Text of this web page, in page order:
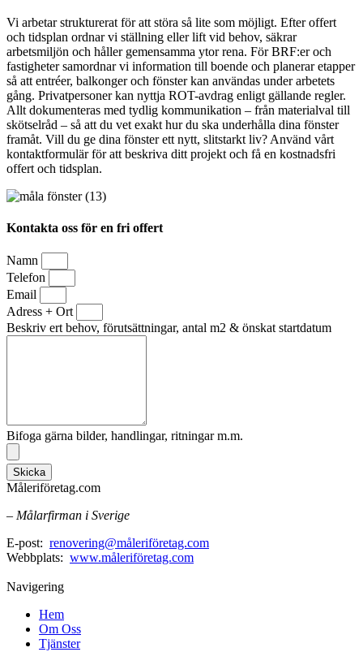
Vi arbetar strukturerat för att störa så lite som möjligt. Efter offert
och tidsplan ordnar vi ställning eller lift vid behov, säkrar
arbetsmiljön och håller gemensamma ytor rena. För BRF:er och
fastigheter samordnar vi information till boende och planerar etapper
så att entréer, balkonger och fönster kan användas under arbetets
gång. Privatpersoner kan nyttja ROT-avdrag enligt gällande regler.
Allt dokumenteras med tydlig kommunikation – från materialval till
skötselråd – så att du vet exakt hur du ska underhålla dina fönster
framåt. Vill du ge dina fönster ett nytt, slitstarkt liv? Använd vårt
kontaktformulär för att beskriva ditt projekt och få en kostnadsfri
offert och tidsplan.
Kontakta oss för en fri offert
Namn
Telefon
Email
Adress + Ort
Beskriv ert behov, förutsättningar, antal m2 & önskat startdatum
Bifoga gärna bilder, handlingar, ritningar m.m.
Skicka
Måleriföretag.com
– Målarfirman i Sverige
E-post: renovering@måleriföretag.com
Webbplats: www.måleriföretag.com
Navigering
Hem
Om Oss
Tjänster